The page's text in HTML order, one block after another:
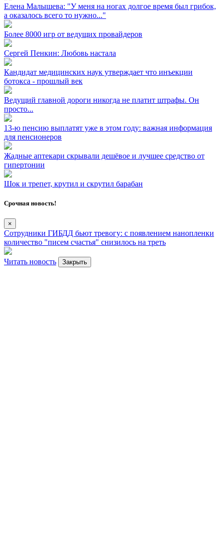
Елена Малышева: "У меня на ногах долгое время был грибок,
а оказалось всего то нужно..."
Более 8000 игр от ведущих провайдеров
Сергей Пенкин: Любовь настала
Кандидат медицинских наук утверждает что инъекции
ботокса - прошлый век
Ведущий главной дороги никогда не платит штрафы. Он
просто...
13-ю пенсию выплатят уже в этом году: важная информация
для пенсионеров
Жадные аптекари скрывали дешёвое и лучшее средство от
гипертонии
Шок и трепет, крутил и скрутил барабан
Срочная новость!
×
Сотрудники ГИБДД бьют тревогу: с появлением нанопленки
количество "писем счастья" снизилось на треть
Читать новость Закрыть